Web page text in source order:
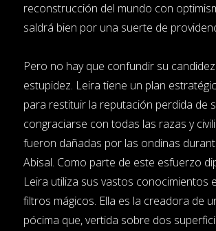
reconstrucción del mundo con
saldrá bien por una suerte de
Pero no hay que confundir su
estupidez. Leira tiene un plan
para restituir la reputación perdida de
congraciarse con todas las razas y
fueron dañadas por las ondinas
Abisal. Como parte de este esfuerzo
Leira utiliza sus vastos conocimientos
filtros mágicos. Ella es la creadora de
pócima que, vertida sobre dos